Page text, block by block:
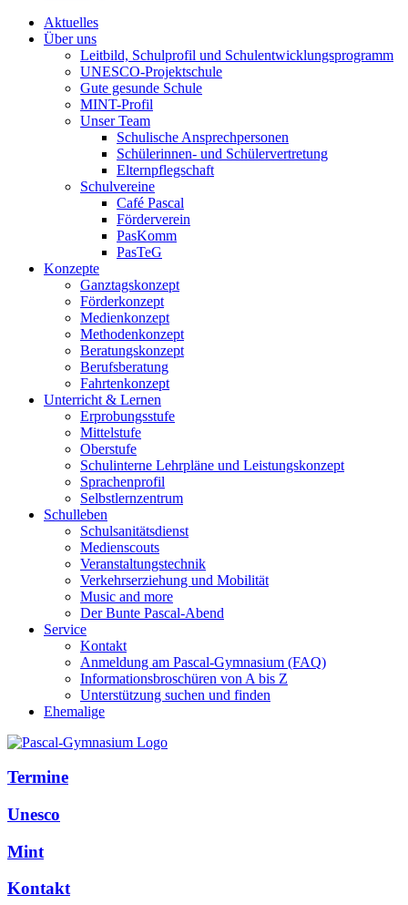
Aktuelles
Über uns
Leitbild, Schulprofil und Schulentwicklungsprogramm
UNESCO-Projektschule
Gute gesunde Schule
MINT-Profil
Unser Team
Schulische Ansprechpersonen
Schülerinnen- und Schülervertretung
Elternpflegschaft
Schulvereine
Café Pascal
Förderverein
PasKomm
PasTeG
Konzepte
Ganztagskonzept
Förderkonzept
Medienkonzept
Methodenkonzept
Beratungskonzept
Berufsberatung
Fahrtenkonzept
Unterricht & Lernen
Erprobungsstufe
Mittelstufe
Oberstufe
Schulinterne Lehrpläne und Leistungskonzept
Sprachenprofil
Selbstlernzentrum
Schulleben
Schulsanitätsdienst
Medienscouts
Veranstaltungstechnik
Verkehrserziehung und Mobilität
Music and more
Der Bunte Pascal-Abend
Service
Kontakt
Anmeldung am Pascal-Gymnasium (FAQ)
Informationsbroschüren von A bis Z
Unterstützung suchen und finden
Ehemalige
Termine
Unesco
Mint
Kontakt